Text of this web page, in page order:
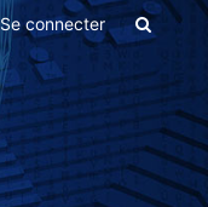
Se connecter